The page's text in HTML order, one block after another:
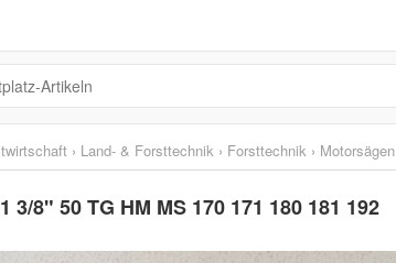
› Land- & Forsttechnik › Forsttechnik › Motorsägen
8" 50 TG HM MS 170 171 180 181 192